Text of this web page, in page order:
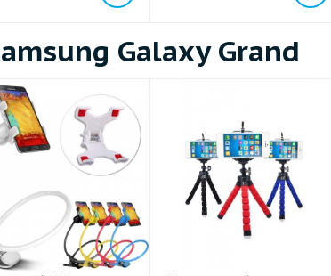
Galaxy Grand